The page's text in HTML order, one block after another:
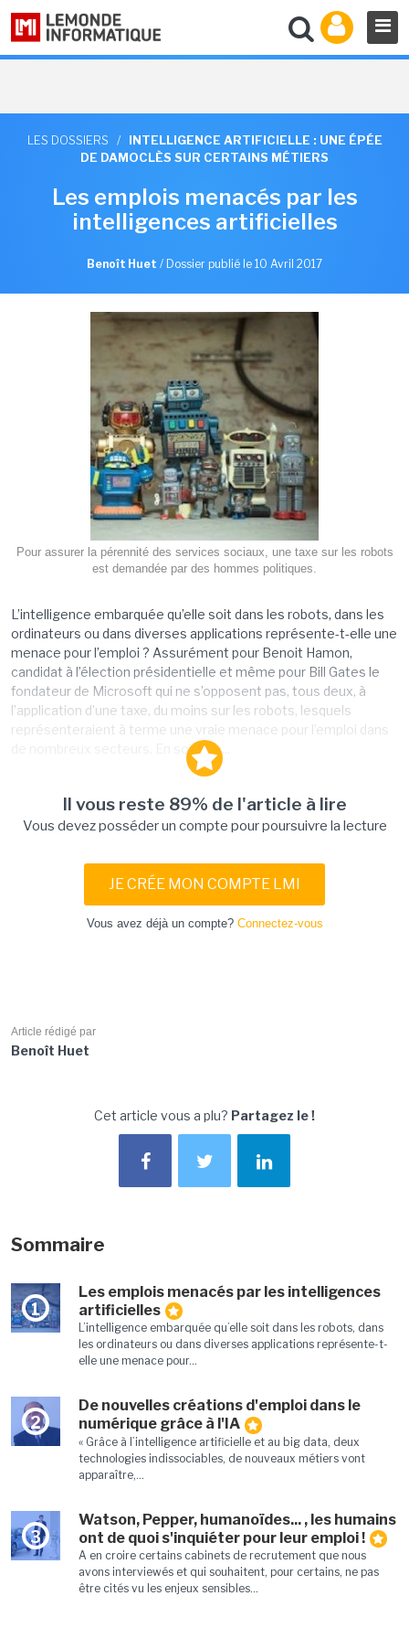
LES DOSSIERS /
INTELLIGENCE ARTIFICIELLE : UNE ÉPÉE
DE DAMOCLÈS SUR CERTAINS MÉTIERS
Les emplois menacés par les
intelligences artificielles
Benoît Huet / Dossier publié le 10 Avril 2017
Pour assurer la pérennité des services sociaux, une taxe sur les robots
est demandée par des hommes politiques.
L’intelligence embarquée qu’elle soit dans les robots, dans les
ordinateurs ou dans diverses applications représente-t-elle une
menace pour l’emploi ? Assurément pour Benoit Hamon,
candidat à l’élection présidentielle et même pour Bill Gates le
fondateur de Microsoft qui ne s’opposent pas, tous deux, à
l’application d’une taxe, du moins sur les robots, lesquels
représenteraient à terme une vraie menace pour l’emploi dans
de nombreux secteurs. En soi, il y a...
Il vous reste 89% de l'article à lire
Vous devez posséder un compte pour poursuivre la lecture
JE CRÉE MON COMPTE LMI
Vous avez déjà un compte? Connectez-vous
Article rédigé par
Benoît Huet
Cet article vous a plu? Partagez le !
Sommaire
1
Les emplois menacés par les intelligences
artificielles
L’intelligence embarquée qu’elle soit dans les robots, dans
les ordinateurs ou dans diverses applications représente-t-
elle une menace pour...
2
De nouvelles créations d'emploi dans le
numérique grâce à l'IA
« Grâce à l’intelligence artificielle et au big data, deux
technologies indissociables, de nouveaux métiers vont
apparaître,...
3
Watson, Pepper, humanoïdes... , les humains
ont de quoi s'inquiéter pour leur emploi !
A en croire certains cabinets de recrutement que nous
avons interviewés et qui souhaitent, pour certains, ne pas
être cités vu les enjeux sensibles...